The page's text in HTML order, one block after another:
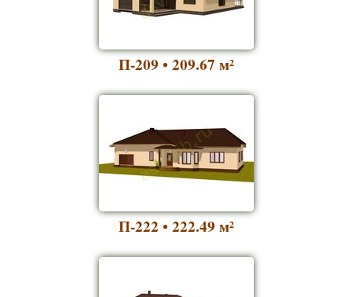
П-209 • 209.67 м²
П-222 • 222.49 м²